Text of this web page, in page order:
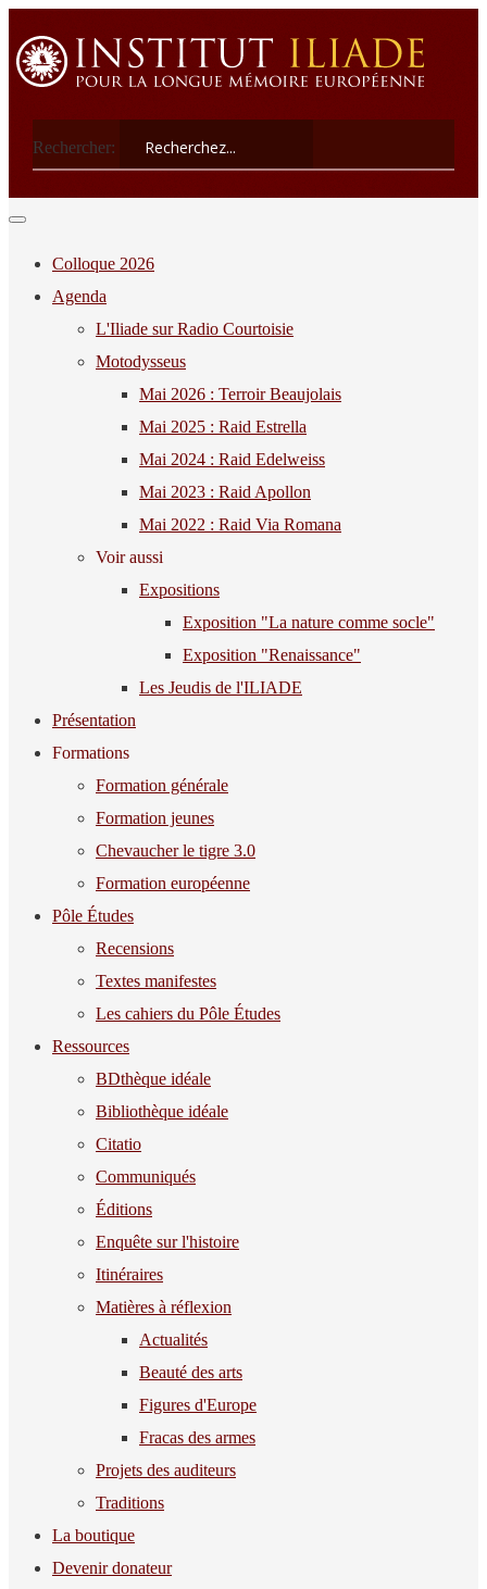
Rechercher:
Colloque 2026
Agenda
L'Iliade sur Radio Courtoisie
Motodysseus
Mai 2026 : Terroir Beaujolais
Mai 2025 : Raid Estrella
Mai 2024 : Raid Edelweiss
Mai 2023 : Raid Apollon
Mai 2022 : Raid Via Romana
Voir aussi
Expositions
Exposition "La nature comme socle"
Exposition "Renaissance"
Les Jeudis de l'ILIADE
Présentation
Formations
Formation générale
Formation jeunes
Chevaucher le tigre 3.0
Formation européenne
Pôle Études
Recensions
Textes manifestes
Les cahiers du Pôle Études
Ressources
BDthèque idéale
Bibliothèque idéale
Citatio
Communiqués
Éditions
Enquête sur l'histoire
Itinéraires
Matières à réflexion
Actualités
Beauté des arts
Figures d'Europe
Fracas des armes
Projets des auditeurs
Traditions
La boutique
Devenir donateur